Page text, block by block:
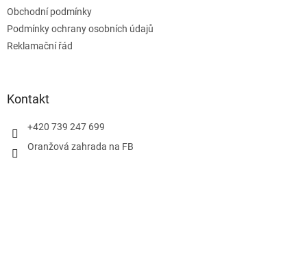
Obchodní podmínky
Podmínky ochrany osobních údajů
Reklamační řád
Kontakt
+420 739 247 699
Oranžová zahrada na FB